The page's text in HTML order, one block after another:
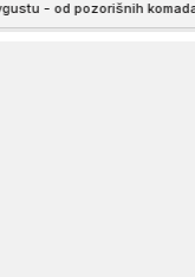
komada do rok